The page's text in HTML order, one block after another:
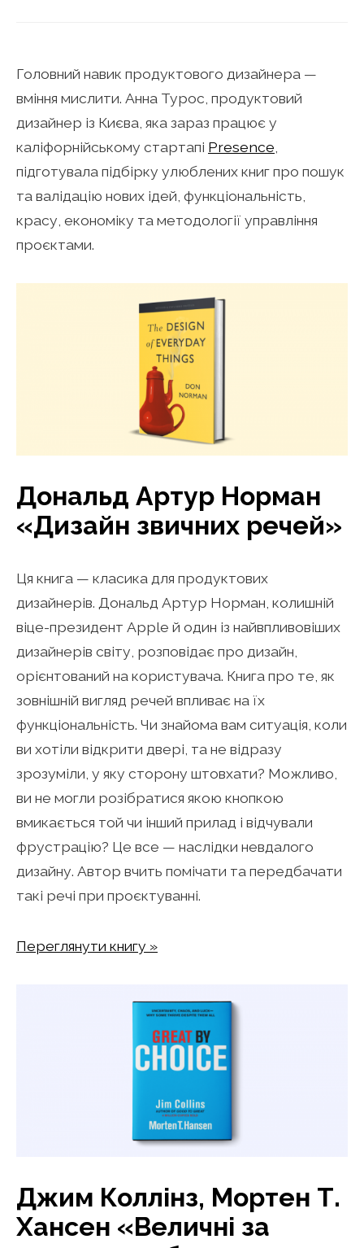
Головний навик продуктового дизайнера —
вміння мислити. Анна Турос, продуктовий
дизайнер із Києва, яка зараз працює у
каліфорнійському стартапі Presence
підготувала підбірку улюблених книг про пошук
та валідацію нових ідей, функціональність,
красу, економіку та методології управління
проєктами.
Дональд Артур Норман
«Дизайн звичних речей»
Ця книга — класика для продуктових
дизайнерів. Дональд Артур Норман, колишній
віце-президент Apple й один із найвпливовіших
дизайнерів світу, розповідає про дизайн,
орієнтований на користувача. Книга про те, як
зовнішній вигляд речей впливає на їх
функціональність. Чи знайома вам ситуація, коли
ви хотіли відкрити двері, та не відразу
зрозуміли, у яку сторону штовхати? Можливо,
ви не могли розібратися якою кнопкою
вмикається той чи інший прилад і відчували
фрустрацію? Це все — наслідки невдалого
дизайну. Автор вчить помічати та передбачати
такі речі при проєктуванні.
Переглянути книгу »
Джим Коллінз, Мортен Т.
Хансен «Величні за